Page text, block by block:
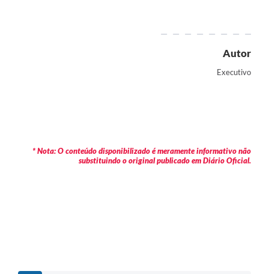
Autor
Executivo
* Nota: O conteúdo disponibilizado é meramente informativo não
substituindo o original publicado em Diário Oficial.